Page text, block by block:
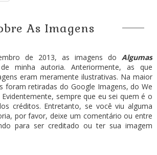
As Imagens
de 2013, as imagens doAlgumas
minha autoria. Anteriormente, as que
eram meramente ilustrativas. Na maior
foram retiradas do Google Imagens, do We
sempre que eu sei quem é o
créditos. Entretanto, se você viu alguma
por favor, deixe um comentário ou entre
para ser creditado ou ter sua imagem